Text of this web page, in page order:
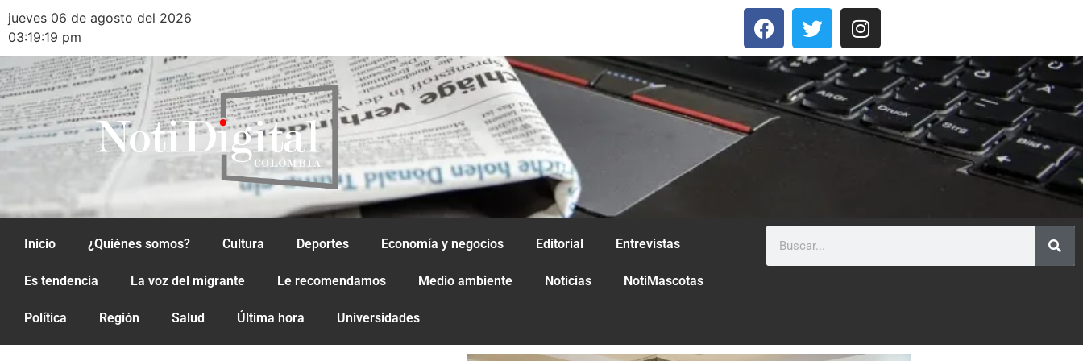
jueves 06 de agosto del 2026
03:19:19 pm
Inicio ¿Quiénes somos? Cultura Deportes Economía y negocios Editorial Entrevistas
Es tendencia La voz del migrante Le recomendamos Medio ambiente Noticias NotiMascotas
Política Región Salud Última hora Universidades